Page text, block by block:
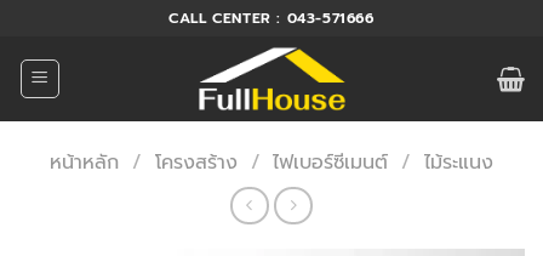
ยัง
เนื้อหา
CALL CENTER : 043-571666
หน้าหลัก / โครงสร้าง / ไฟเบอร์ซีเมนต์ / ไม้ระแนง